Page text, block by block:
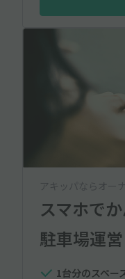
アキッパならオー
スマホで
駐車場運営
1台分のスペー